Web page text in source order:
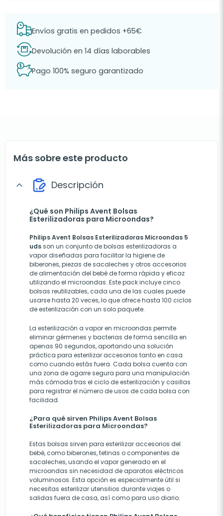
Envíos gratis en pedidos +65€
Devolución en 14 días laborables
Pago 100% seguro garantizado
Más sobre este producto
expand_more Descripción
¿Qué son Philips Avent Bolsas
Esterilizadoras para Microondas?
Philips Avent Bolsas Esterilizadoras Microondas 5
udsson un conjunto de bolsas esterilizadoras a
vapor diseñadas para facilitar la higiene de
biberones, piezas de sacaleches y otros accesorios
de alimentación del bebé de forma rápida y eficaz
utilizando el microondas. Este pack incluye cinco
bolsas reutilizables, cada una de las cuales puede
usarse hasta 20 veces, lo que ofrece hasta 100 ciclos
de esterilización con un solo paquete.
La esterilización a vapor en microondas permite
eliminar gérmenes y bacterias de forma sencilla en
apenas 90 segundos, aportando una solución
práctica para esterilizar accesorios tanto en casa
como cuando estás fuera. Cada bolsa cuenta con
una zona de agarre segura para una manipulación
más cómoda tras el ciclo de esterilización y casillas
para registrar el número de usos de cada bolsa con
facilidad.
¿Para qué sirven Philips Avent Bolsas
Esterilizadoras para Microondas?
Estas bolsas sirven para esterilizar accesorios del
bebé, como biberones, tetinas o componentes de
sacaleches, usando el vapor generado en el
microondas sin necesidad de aparatos eléctricos
voluminosos. Esta opción es especialmente útil si
necesitas esterilizar utensilios durante viajes o
salidas fuera de casa, así como para uso diario.